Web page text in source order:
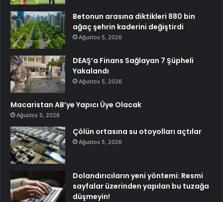
Betonun arasına diktikleri 880 bin
ağaç şehrin kaderini değiştirdi
Ağustos 5, 2026
DEAŞ’a Finans Sağlayan 7 Şüpheli
Yakalandı
Ağustos 5, 2026
Macaristan AB’ye Yapıcı Üye Olacak
Ağustos 5, 2026
Çölün ortasına su otoyolları açtılar
Ağustos 5, 2026
Dolandırıcıların yeni yöntemi: Resmi
sayfalar üzerinden yapılan bu tuzağa
düşmeyin!